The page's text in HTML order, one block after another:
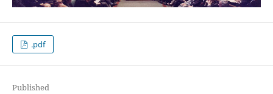
.pdf
Published